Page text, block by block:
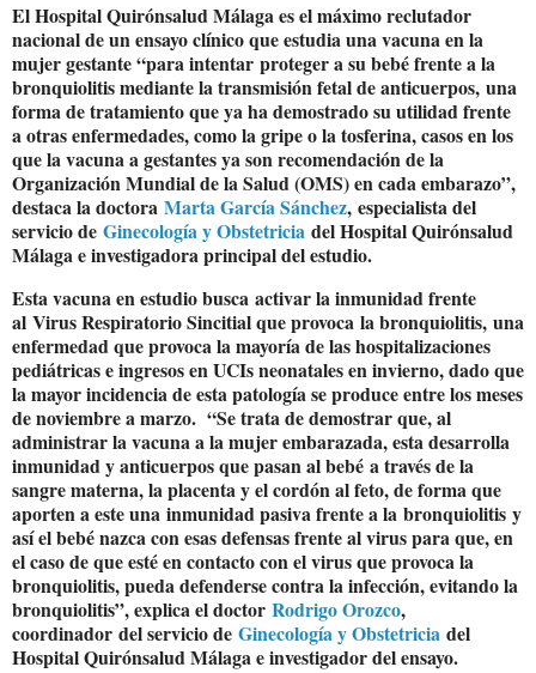
El Hospital Quirónsalud Málaga es el máximo reclutador
nacional de un ensayo clínico que estudia una vacuna en la
mujer gestante “para intentar proteger a su bebé frente a la
bronquiolitis mediante la transmisión fetal de anticuerpos, una
forma de tratamiento que ya ha demostrado su utilidad frente
a otras enfermedades, como la gripe o la tosferina, casos en los
que la vacuna a gestantes ya son recomendación de la
Organización Mundial de la Salud (OMS) en cada embarazo”,
destaca la doctora Marta García Sánchez, especialista del
servicio de Ginecología y Obstetricia del Hospital Quirónsalud
Málaga e investigadora principal del estudio.
Esta vacuna en estudio busca activar la inmunidad frente
al Virus Respiratorio Sincitial que provoca la bronquiolitis, una
enfermedad que provoca la mayoría de las hospitalizaciones
pediátricas e ingresos en UCIs neonatales en invierno, dado que
la mayor incidencia de esta patología se produce entre los meses
de noviembre a marzo. “Se trata de demostrar que, al
administrar la vacuna a la mujer embarazada, esta desarrolla
inmunidad y anticuerpos que pasan al bebé a través de la
sangre materna, la placenta y el cordón al feto, de forma que
aporten a este una inmunidad pasiva frente a la bronquiolitis y
así el bebé nazca con esas defensas frente al virus para que, en
el caso de que esté en contacto con el virus que provoca la
bronquiolitis, pueda defenderse contra la infección, evitando la
bronquiolitis”, explica el doctor Rodrigo Orozco,
coordinador del servicio de Ginecología y Obstetricia del
Hospital Quirónsalud Málaga e investigador del ensayo.